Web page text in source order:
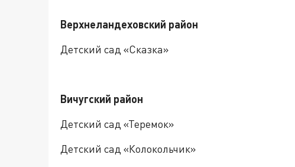
Верхнеландеховский район
Детский сад «Сказка»
Вичугский район
Детский сад «Теремок»
Детский сад «Колокольчик»